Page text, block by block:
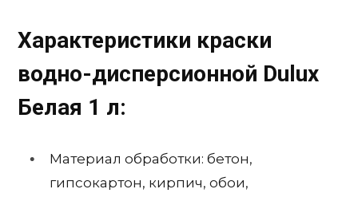
Характеристики краски
водно-дисперсионной Dulux
Белая 1 л:
Материал обработки: бетон,
гипсокартон, кирпич, обои,